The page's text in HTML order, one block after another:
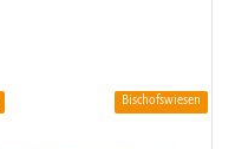
Bischofswiesen